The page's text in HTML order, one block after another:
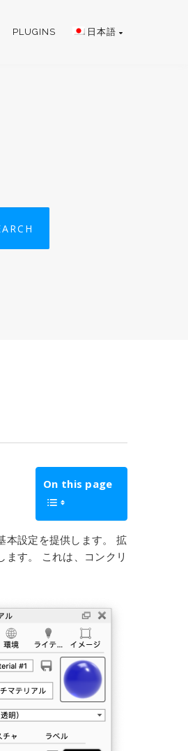
PLUGINS 日本語
On this page
設定を提供します。 拡
す。 これは、コンクリ